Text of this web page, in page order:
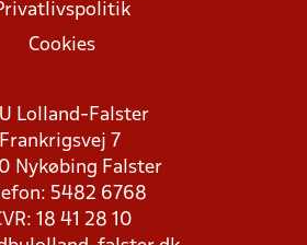
Cookies
Lolland-Falster
Frankrigsvej 7
Nykøbing Falster
5482 6768
18 41 28 10